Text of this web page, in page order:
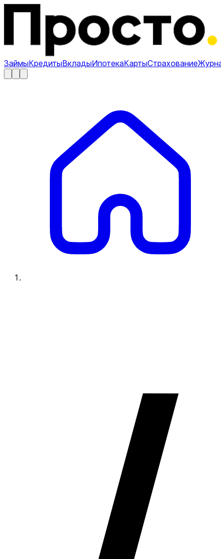
ЗаймыКредитыВкладыИпотекаКартыСтрахование